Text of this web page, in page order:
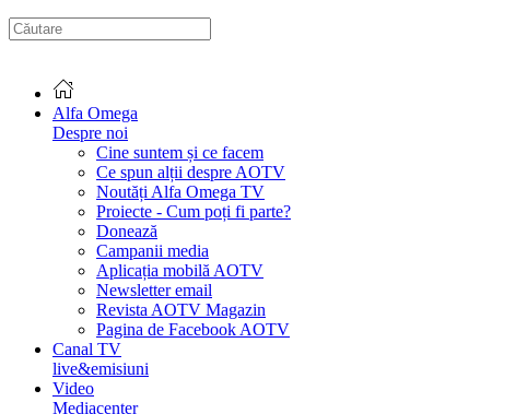
Alfa Omega
Despre noi
Cine suntem și ce facem
Ce spun alții despre AOTV
Noutăți Alfa Omega TV
Proiecte - Cum poți fi parte?
Donează
Campanii media
Aplicația mobilă AOTV
Newsletter email
Revista AOTV Magazin
Pagina de Facebook AOTV
Canal TV
live&emisiuni
Video
Mediacenter